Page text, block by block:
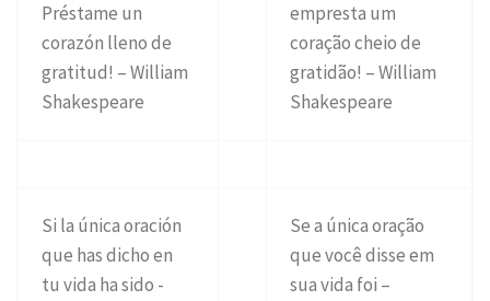
Préstame un
corazón lleno de
gratitud! – William
Shakespeare
empresta um
coração cheio de
gratidão! – William
Shakespeare
Si la única oración
que has dicho en
tu vida ha sido -
Se a única oração
que você disse em
sua vida foi –